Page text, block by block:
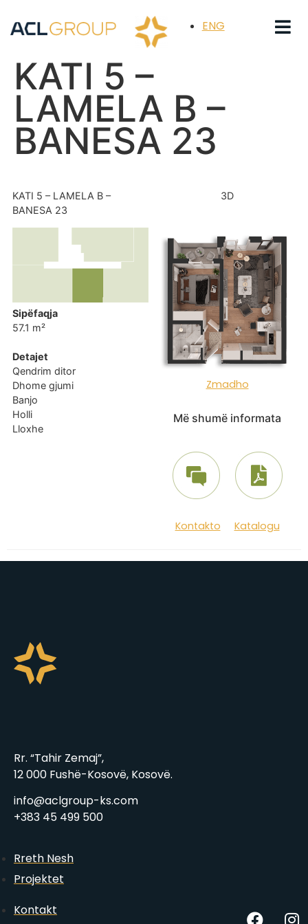
ENG
KATI 5 –
LAMELA B –
BANESA 23
KATI 5 – LAMELA B –
BANESA 23
3D
Sipëfaqja
57.1 m²
Detajet
Qendrim ditor
Dhome gjumi
Banjo
Holli
Lloxhe
Zmadho
Më shumë informata
Kontakto Katalogu
Rr. “Tahir Zemaj”,
12 000 Fushë-Kosovë, Kosovë.
info@aclgroup-ks.com
+383 45 499 500
Rreth Nesh
Projektet
Kontakt